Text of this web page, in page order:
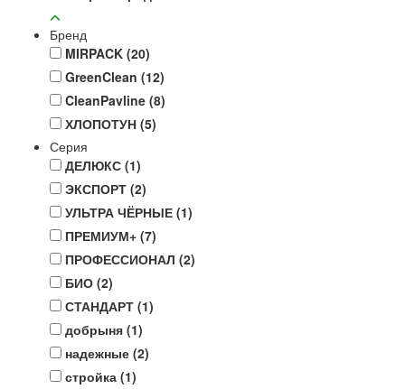
Бренд
MIRPACK (20)
GreenClean (12)
CleanPavline (8)
ХЛОПОТУН (5)
Серия
ДЕЛЮКС (1)
ЭКСПОРТ (2)
УЛЬТРА ЧЁРНЫЕ (1)
ПРЕМИУМ+ (7)
ПРОФЕССИОНАЛ (2)
БИО (2)
СТАНДАРТ (1)
добрыня (1)
надежные (2)
стройка (1)